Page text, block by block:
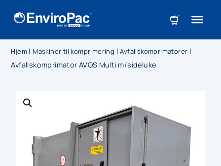
Hjem | Maskiner til komprimering |Avfallskomprimatorer |
Avfallskomprimator AVOS Multi m/sideluke